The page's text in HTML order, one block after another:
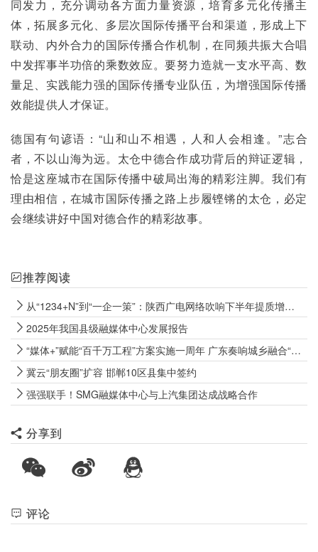
同发力，充分调动各方面力量资源，培育多元化传播主
体，拓展多元化、多层次国际传播平台和渠道，形成上下
联动、内外合力的国际传播合作机制，在同频共振大合唱
中发挥事半功倍的乘数效应。要努力造就一支水平高、数
量足、实践能力强的国际传播专业队伍，为增强国际传播
效能提供人才保证。
德国有句谚语：“山和山不相遇，人和人会相逢。”志合
者，不以山海为远。太仓中德合作成功背后的辩证逻辑，
恰是这座城市在国际传播中破局出海的精彩注脚。我们有
理由相信，在城市国际传播之路上步履铿锵的太仓，必定
会继续讲好中国对德合作的精彩故事。
推荐阅读
从“1234+N”到“一企一策”：陕西广电网络吹响下半年提质增效冲锋号
2025年我国县级融媒体中心发展报告
“媒体+”赋能“百千万工程”方案实施一周年 广东奏响城乡融合“大合唱”
冀云“朋友圈”扩容 邯郸10区县集中签约
强强联手！SMG融媒体中心与上汽集团达成战略合作
分享到
评论